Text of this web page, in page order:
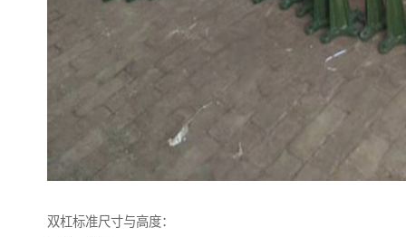
双杠标准尺寸与高度：